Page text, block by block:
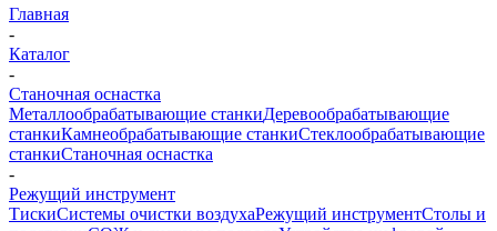
Главная
-
Каталог
-
Станочная оснастка
Металлообрабатывающие станкиДеревообрабатывающие
станкиКамнеобрабатывающие станкиСтеклообрабатывающие
станкиСтаночная оснастка
-
Режущий инструмент
ТискиСистемы очистки воздухаРежущий инструментСтолы и